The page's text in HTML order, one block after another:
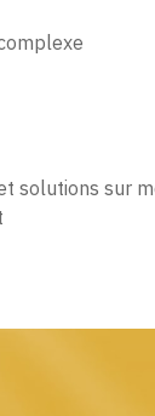
solutions sur